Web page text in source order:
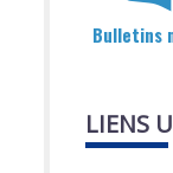
Bulletins
LIENS